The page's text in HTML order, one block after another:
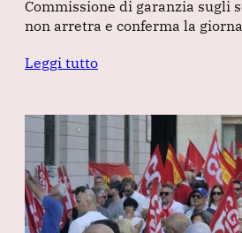
Commissione di garanzia sugli
non arretra e conferma la
Leggi tutto